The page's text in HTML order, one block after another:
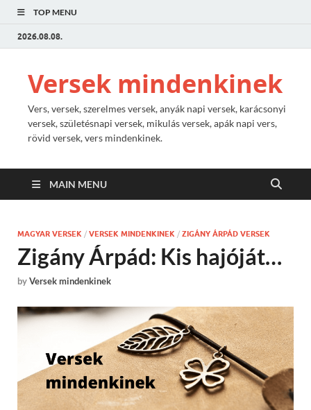
TOP MENU
2026.08.08.
Versek mindenkinek
Vers, versek, szerelmes versek, anyák napi versek, karácsonyi
versek, születésnapi versek, mikulás versek, apák napi vers,
rövid versek, vers mindenkinek.
MAIN MENU
MAGYAR VERSEK / VERSEK MINDENKINEK / ZIGÁNY ÁRPÁD VERSEK
Zigány Árpád: Kis hajóját…
byVersek mindenkinek